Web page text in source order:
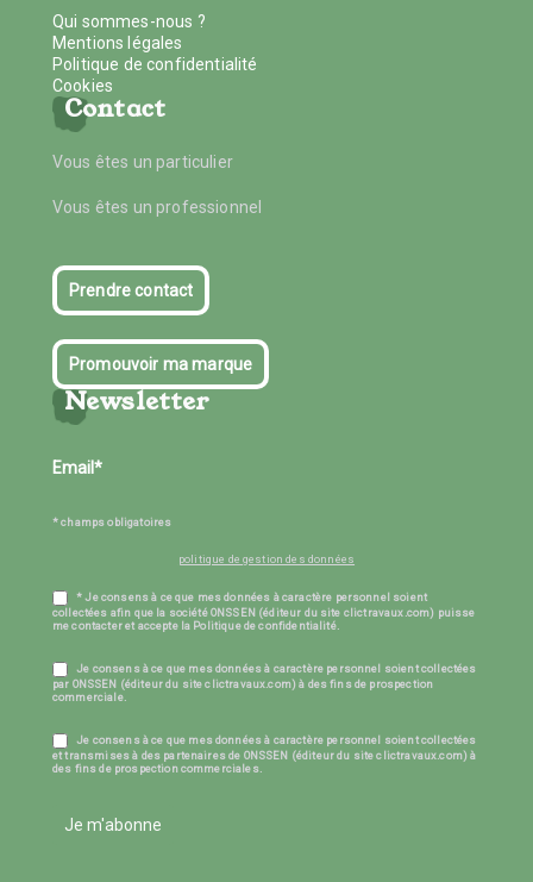
Qui sommes-nous ?
Mentions légales
Politique de confidentialité
Cookies
Contact
Vous êtes un particulier
Vous êtes un professionnel
Prendre contact
Promouvoir ma marque
Newsletter
* champs obligatoires
politique de gestion des données
* Je consens à ce que mes données à caractère personnel soient
collectées afin que la société ONSSEN (éditeur du site clictravaux.com) puisse
me contacter et accepte la Politique de confidentialité.
Je consens à ce que mes données à caractère personnel soient collectées
par ONSSEN (éditeur du site clictravaux.com) à des fins de prospection
commerciale.
Je consens à ce que mes données à caractère personnel soient collectées
et transmises à des partenaires de ONSSEN (éditeur du site clictravaux.com) à
des fins de prospection commerciales.
Je m'abonne